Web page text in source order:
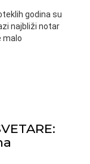
godina su
najbliži notar
malo